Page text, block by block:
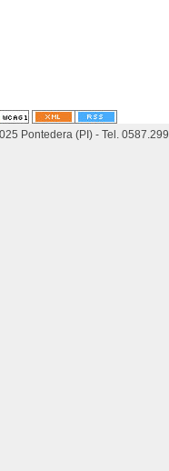
Pontedera (PI) - Tel.